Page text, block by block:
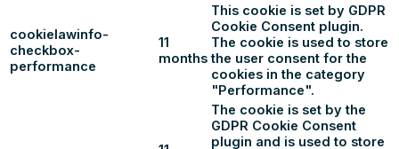
cookielawinfo-
checkbox-
performance
11
months
This cookie is set by GDPR
Cookie Consent plugin.
The cookie is used to store
the user consent for the
cookies in the category
"Performance".
The cookie is set by the
GDPR Cookie Consent
plugin and is used to store